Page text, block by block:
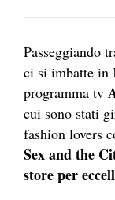
Passeggiando
ci si imbatte in
programma tv
cui sono stati
fashion lovers
Sex and the
store per